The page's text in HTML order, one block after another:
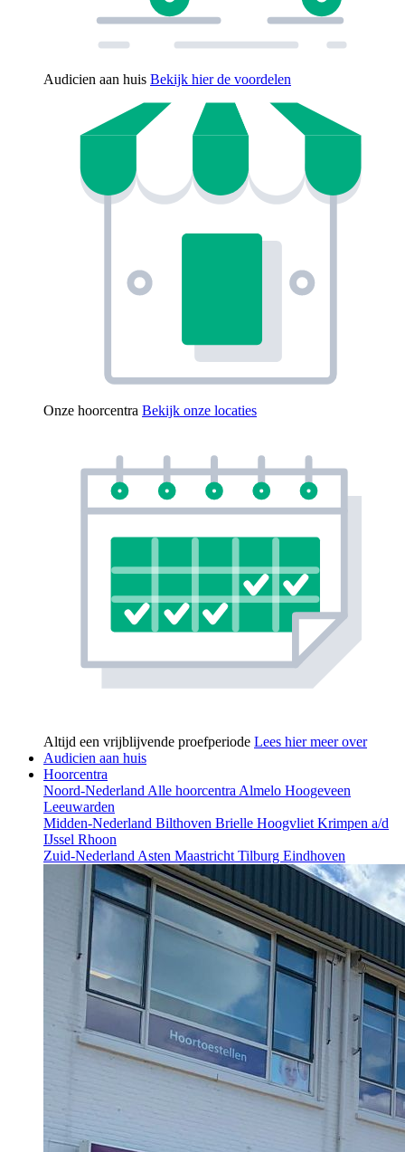
Audicien aan huis Bekijk hier de voordelen
Onze hoorcentra Bekijk onze locaties
Altijd een vrijblijvende proefperiode Lees hier meer over
Audicien aan huis
Hoorcentra
Noord-NederlandAlle hoorcentraAlmelo Hoogeveen
Leeuwarden
Midden-Nederland Bilthoven Brielle HoogvlietKrimpen a/d
IJssel Rhoon
Zuid-NederlandAsten MaastrichtTilburg Eindhoven